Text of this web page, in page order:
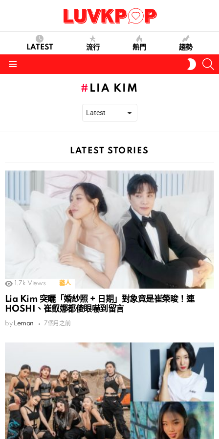
LATEST 流行 熱門 趨勢
SKIN
LIA KIM
LATEST STORIES
1.7k Views 藝人
Lia Kim 突曬「婚紗照 + 日期」對象竟是崔榮晙！連
HOSHI、崔叡娜都傻眼嚇到留言
by Lemon 7個月之前